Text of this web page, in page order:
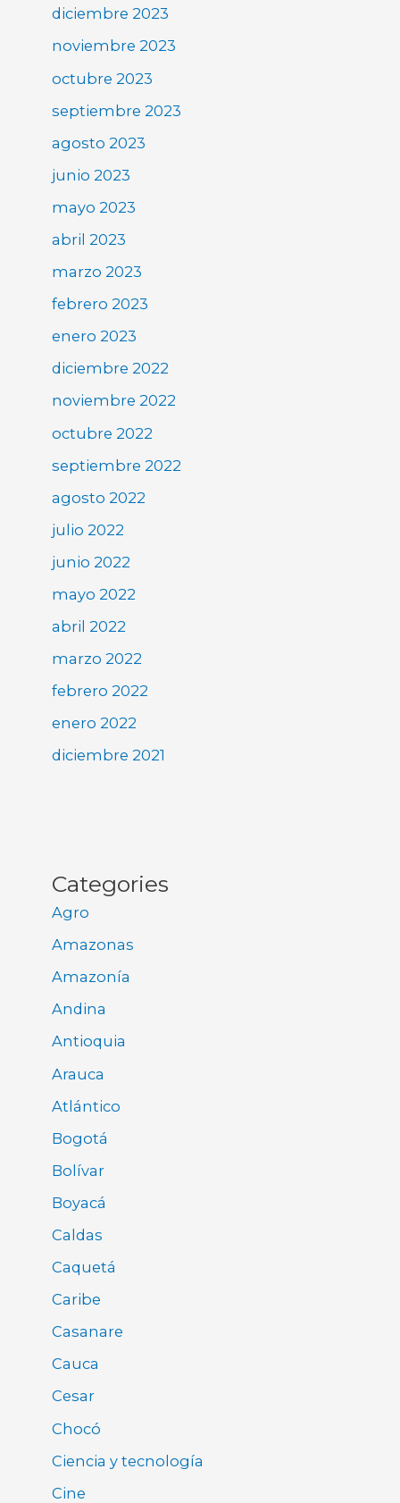
diciembre 2023
noviembre 2023
octubre 2023
septiembre 2023
agosto 2023
junio 2023
mayo 2023
abril 2023
marzo 2023
febrero 2023
enero 2023
diciembre 2022
noviembre 2022
octubre 2022
septiembre 2022
agosto 2022
julio 2022
junio 2022
mayo 2022
abril 2022
marzo 2022
febrero 2022
enero 2022
diciembre 2021
Categories
Agro
Amazonas
Amazonía
Andina
Antioquia
Arauca
Atlántico
Bogotá
Bolívar
Boyacá
Caldas
Caquetá
Caribe
Casanare
Cauca
Cesar
Chocó
Ciencia y tecnología
Cine